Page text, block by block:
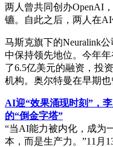
两人曾共同创办OpenAI
镳。自此之后，两人在AI
马斯克旗下的Neuralink
中保持领先地位。今年
了6.5亿美元的融资，投
机构。奥尔特曼在早期也
AI迎“效果涌现时刻”，
的“倒金字塔”
“当AI能力被内化，成为
本，而是生产力。”11月